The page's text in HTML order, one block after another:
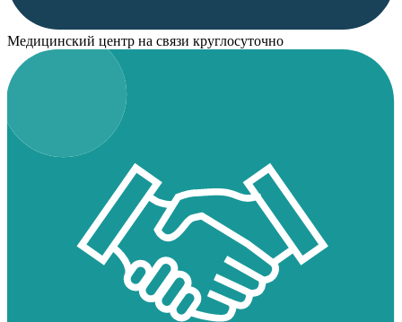
Медицинский центр на связи круглосуточно